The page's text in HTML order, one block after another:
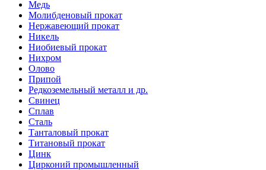
Медь
Молибденовый прокат
Нержавеющий прокат
Никель
Ниобиевый прокат
Нихром
Олово
Припой
Редкоземельный металл и др.
Свинец
Сплав
Сталь
Танталовый прокат
Титановый прокат
Цинк
Цирконий промышленный